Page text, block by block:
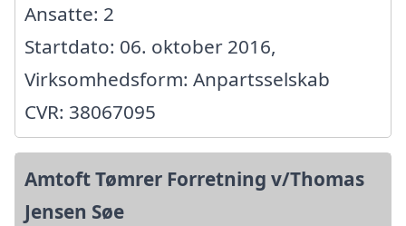
Ansatte: 2
Startdato: 06. oktober 2016,
Virksomhedsform: Anpartsselskab
CVR: 38067095
Amtoft Tømrer Forretning v/Thomas
Jensen Søe